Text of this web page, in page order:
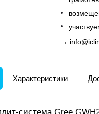
→
Характеристики